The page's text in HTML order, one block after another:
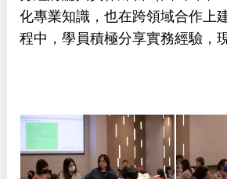
化專業知識，也在跨領域合作上
程中，學員積極分享實務經驗，